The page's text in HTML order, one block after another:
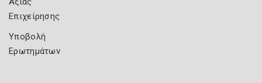
Επιχείρησης
Υποβολή
Ερωτημάτων